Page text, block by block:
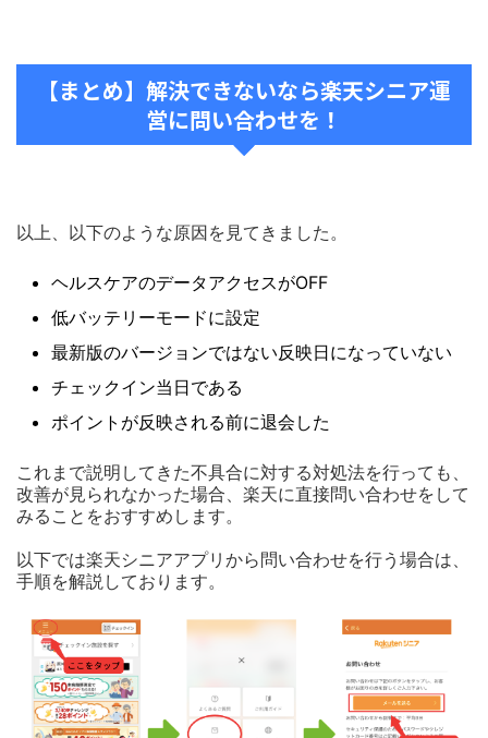
【まとめ】解決できないなら楽天シニア運
営に問い合わせを！
以上、以下のような原因を見てきました。
ヘルスケアのデータアクセスがOFF
低バッテリーモードに設定
最新版のバージョンではない反映日になっていない
チェックイン当日である
ポイントが反映される前に退会した
これまで説明してきた不具合に対する対処法を行っても、
改善が見られなかった場合、楽天に直接問い合わせをして
みることをおすすめします。
以下では楽天シニアアプリから問い合わせを行う場合は、
手順を解説しております。